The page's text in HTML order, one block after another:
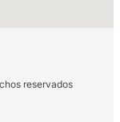
reservados